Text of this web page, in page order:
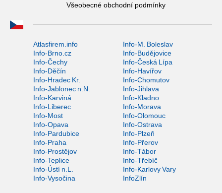
Všeobecné obchodní podmínky
Atlasfirem.info
Info-M. Boleslav
Info-Brno.cz
Info-Budějovice
Info-Čechy
Info-Česká Lípa
Info-Děčín
Info-Havířov
Info-Hradec Kr.
Info-Chomutov
Info-Jablonec n.N.
Info-Jihlava
Info-Karviná
Info-Kladno
Info-Liberec
Info-Morava
Info-Most
Info-Olomouc
Info-Opava
Info-Ostrava
Info-Pardubice
Info-Plzeň
Info-Praha
Info-Přerov
Info-Prostějov
Info-Tábor
Info-Teplice
Info-Třebíč
Info-Ústí n.L.
Info-Karlovy Vary
Info-Vysočina
InfoZlín